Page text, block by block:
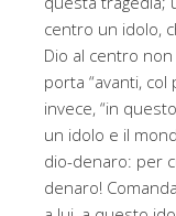
centro un idolo,
Dio al centro non
porta “avanti,
invece, “in
un idolo e il
dio-denaro: per
denaro!